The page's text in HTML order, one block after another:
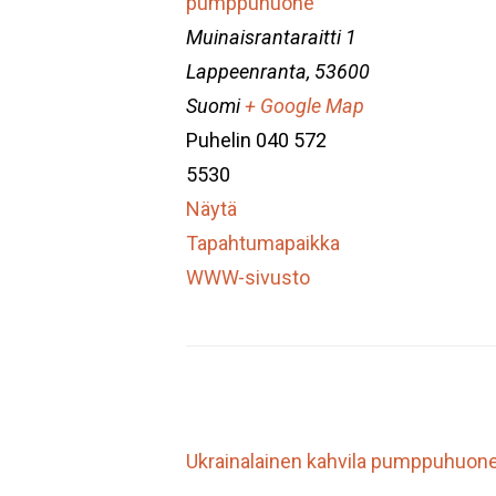
Muinaisrantaraitti 1
Lappeenranta, 53600
Suomi+ Google Map
Puhelin 040 572
5530
Näytä
Tapahtumapaikka
WWW-sivusto
Ukrainalainen kahvila